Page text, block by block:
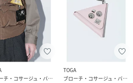
ブローチ・コサージュ・バッジ
TOGA
ブローチ・コサージュ・バッジ